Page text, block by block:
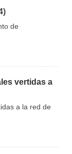
de
vertidas a
a la red de